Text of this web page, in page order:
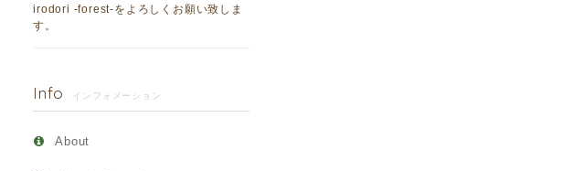
irodori -forest-をよろしくお願い致しま
す。
Info インフォメーション
About